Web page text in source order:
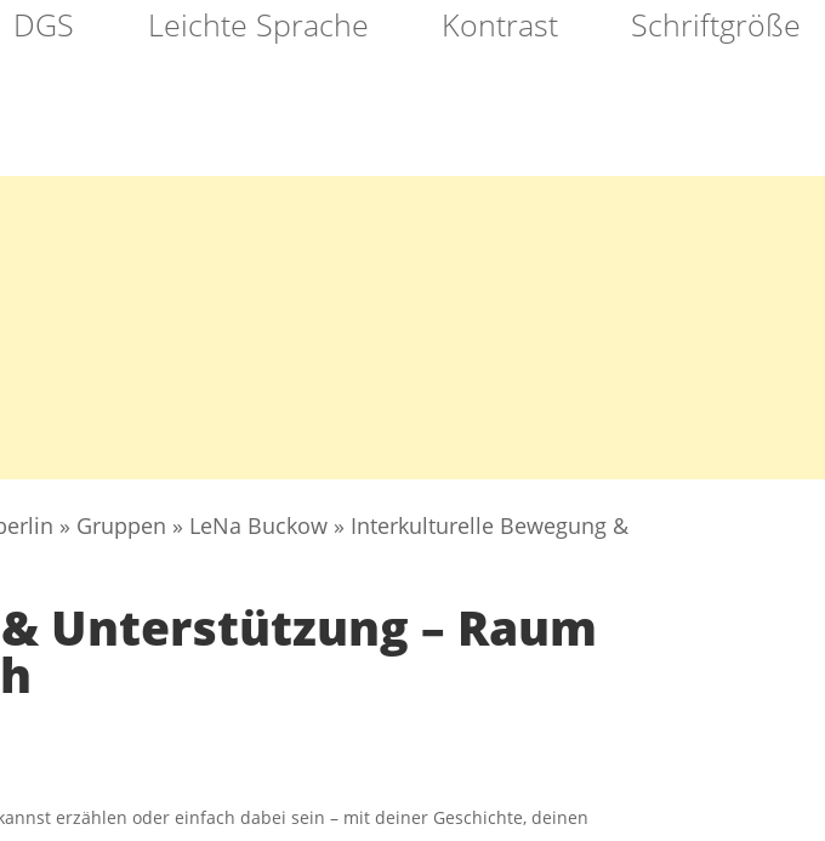
DGS Leichte Sprache Kontrast Schriftgröße
PFLEGE NACHBARSCHAFT
» Gruppen » LeNa Buckow» Interkulturelle Bewegung &
Unterstützung – Raum
erzählen oder einfach dabei sein – mit deiner Geschichte, deinen